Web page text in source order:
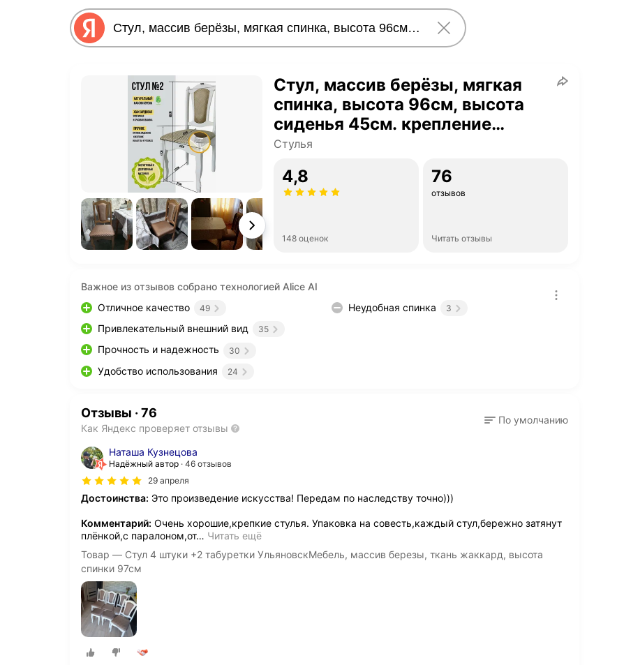
Стул, массив берёзы, мягкая
спинка, высота 96см, высота
сиденья 45см. крепление
металл. цвет венге
Стулья
4,8
148 оценок
76
отзывов
Читать отзывы
Важное из отзывов собрано технологией Alice AI
Отличное качество
49
Привлекательный внешний вид 35
Прочность и надежность 30
Удобство использования 24
Неудобная спинка 3
Отзывы · 76
Как Яндекс проверяет отзывы
По умолчанию
Наташа Кузнецова
Надёжный автор 46 отзывов
29 апреля
Достоинства: Это произведение искусства! Передам по наследству точно)))
Комментарий: Очень хорошие,крепкие стулья. Упаковка на совесть,каждый стул,бережно затянут
плёнкой,с паралоном,от… Читать ещё
Товар — Стул 4 штуки +2 табуретки УльяновскМебель, массив березы, ткань жаккард, высота
спинки 97см